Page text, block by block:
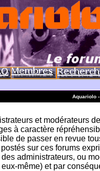
Aquariolo
et modérateurs
à caractère
de passer en revue
sur ces forums
administrateurs, ou
même) et par